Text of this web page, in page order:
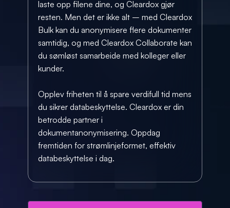
laste opp filene dine, og Cleardox gjør
resten. Men det er ikke alt – med Cleardox
Bulk kan du anonymisere flere dokumenter
samtidig, og med Cleardox Collaborate kan
du sømløst samarbeide med kolleger eller
kunder.
Opplev friheten til å spare verdifull tid mens
du sikrer databeskyttelse. Cleardox er din
betrodde partner i
dokumentanonymisering. Oppdag
fremtiden for strømlinjeformet, effektiv
databeskyttelse i dag.